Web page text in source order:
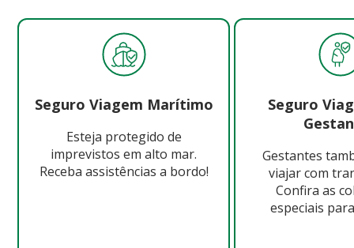
Seguro Viagem Marítimo
Esteja protegido de
imprevistos em alto mar.
Receba assistências a bordo!
Seguro
Gestantes
viajar com
Confira as
especiais